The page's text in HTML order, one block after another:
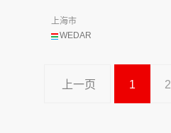
WEDAR
上海市
上一页 1 2